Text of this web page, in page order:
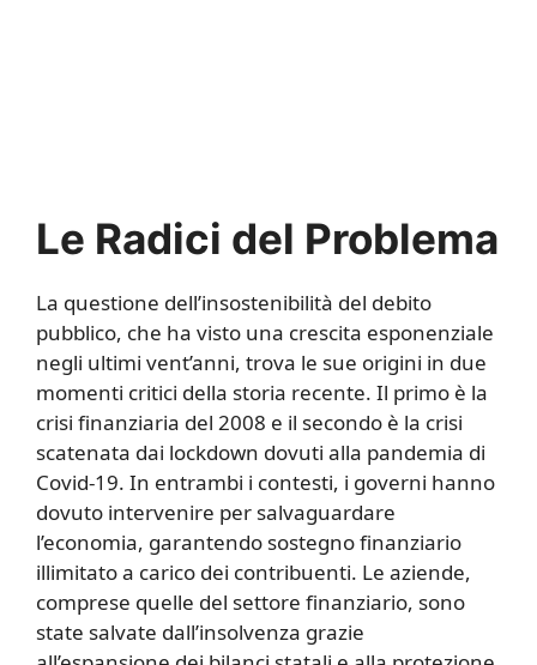
Le Radici del Problema
La questione dell’insostenibilità del debito
pubblico, che ha visto una crescita esponenziale
negli ultimi vent’anni, trova le sue origini in due
momenti critici della storia recente. Il primo è la
crisi finanziaria del 2008 e il secondo è la crisi
scatenata dai lockdown dovuti alla pandemia di
Covid-19. In entrambi i contesti, i governi hanno
dovuto intervenire per salvaguardare
l’economia, garantendo sostegno finanziario
illimitato a carico dei contribuenti. Le aziende,
comprese quelle del settore finanziario, sono
state salvate dall’insolvenza grazie